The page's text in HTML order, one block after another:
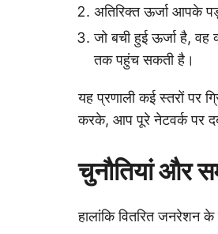
अतिरिक्त ऊर्जा आपके
जो बची हुई ऊर्जा है, वह
तक पहुंच सकती है।
यह प्रणाली कई स्तरों पर
करके, आप पूरे नेटवर्क पर
चुनौतियां और
हालांकि वितरित जनरेशन